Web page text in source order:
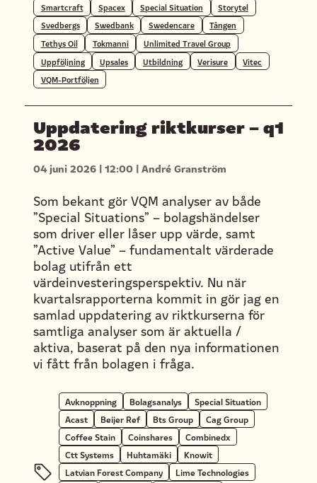
Smartcraft
Spacex Special Situation
Storytel
Svedbergs
Swedbank Swedencare
Tången
Tethys Oil
Tokmanni
Unlimited Travel Group
Uppföljning
Upsales Utbildning Verisure
Vitec
VQM-Portföljen
Uppdatering riktkurser – q1
2026
04 juni 2026 |12:00 |André Granström
Som bekant gör VQM analyser av både
”Special Situations” – bolagshändelser
som driver eller låser upp värde, samt
”Active Value” – fundamentalt värderade
bolag utifrån ett
värdeinvesteringsperspektiv. Nu när
kvartalsrapporterna kommit in gör jag en
samlad uppdatering av riktkurserna för
samtliga analyser som är aktuella /
aktiva, baserat på den nya informationen
vi fått från bolagen i fråga.
Avknoppning Bolagsanalys
Special Situation
Acast
Beijer Ref Bts Group
Cag Group
Coffee Stain
Coinshares
Combinedx
Ctt Systems
Huhtamäki
Knowit
Latvian Forest Company
Lime Technologies